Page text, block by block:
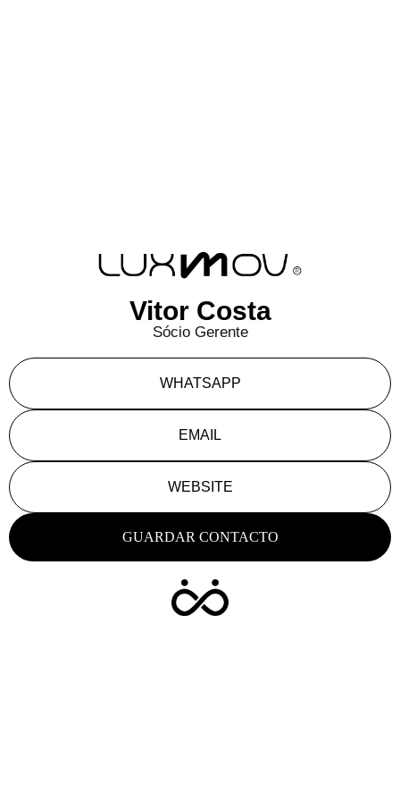
Vitor Costa
Sócio Gerente
WHATSAPP
EMAIL
WEBSITE
GUARDAR CONTACTO